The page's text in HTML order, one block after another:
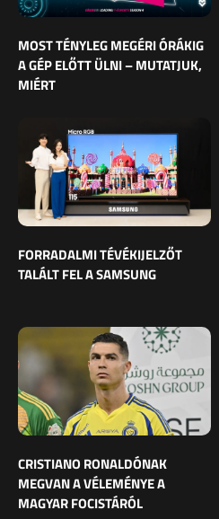
MOST TÉNYLEG MEGÉRI ÓRÁKIG
A GÉP ELŐTT ÜLNI – MUTATJUK,
MIÉRT
FORRADALMI TÉVÉKIJELZŐT
TALÁLT FEL A SAMSUNG
CRISTIANO RONALDÓNAK
MEGVAN A VÉLEMÉNYE A
MAGYAR FOCISTÁRÓL